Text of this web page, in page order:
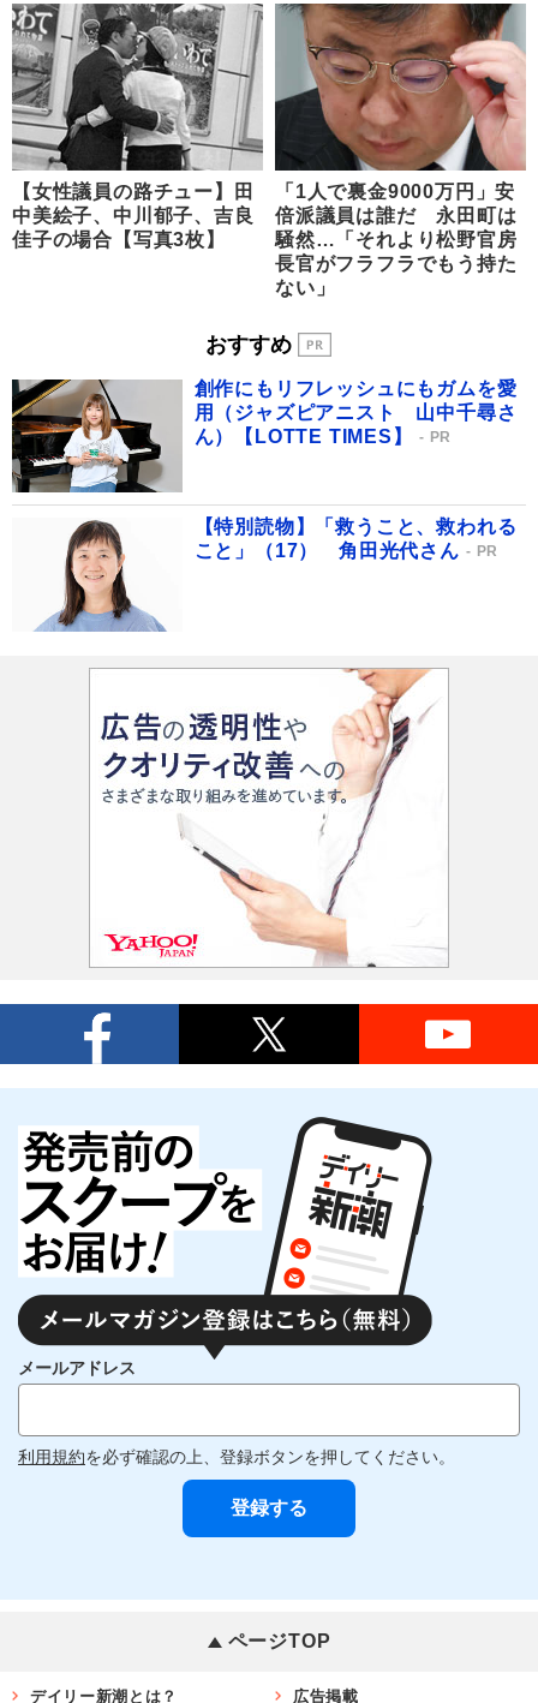
【女性議員の路チュー】田
中美絵子、中川郁子、吉良
佳子の場合【写真3枚】
「1人で裏金9000万円」安
倍派議員は誰だ 永田町は
騒然…「それより松野官房
長官がフラフラでもう持た
ない」
おすすめ
創作にもリフレッシュにもガムを愛
用（ジャズピアニスト 山中千尋さ
ん）【LOTTE TIMES】
PR
【特別読物】「救うこと、救われる
こと」（17） 角田光代さん
PR
メールアドレス
利用規約を必ず確認の上、登録ボタンを押してください。
ページTOP
デイリー新潮とは？ 広告掲載